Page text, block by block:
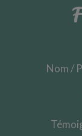
Nom /